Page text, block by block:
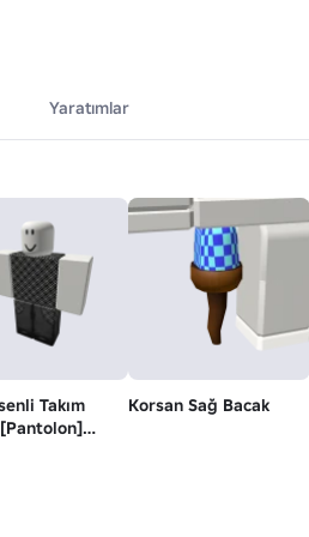
Yaratımlar
Takım
Korsan Sağ Bacak